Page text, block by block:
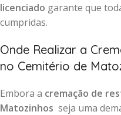
licenciado garante que
cumpridas.
Onde Realizar a
no Cemitério de
Embora a cremação de
Matozinhos seja uma